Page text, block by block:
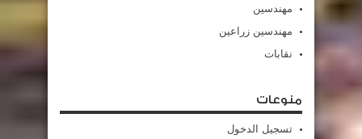
مهندسين
مهندسين زراعين
نقابات
منوعات
تسجيل الدخول